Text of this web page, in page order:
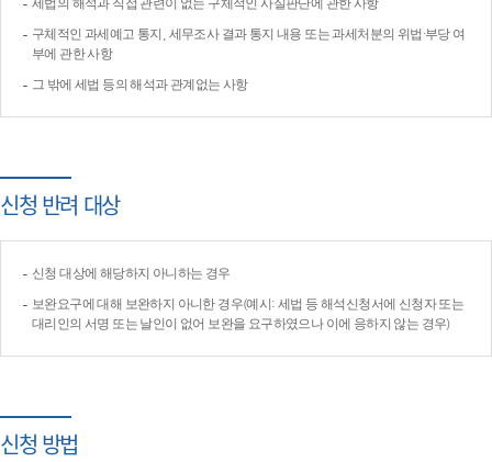
세법의 해석과 직접 관련이 없는 구체적인 사실판단에 관한 사항
구체적인 과세예고 통지, 세무조사 결과 통지 내용 또는 과세처분의 위법·부당 여
부에 관한 사항
그 밖에 세법 등의 해석과 관계없는 사항
신청 반려 대상
신청 대상에 해당하지 아니하는 경우
보완요구에 대해 보완하지 아니한 경우(예시: 세법 등 해석신청서에 신청자 또는
대리인의 서명 또는 날인이 없어 보완을 요구하였으나 이에 응하지 않는 경우)
신청 방법